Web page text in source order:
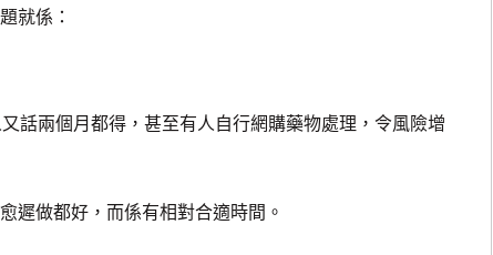
就係：
兩個月都得，甚至有人自行網購藥物處理，令風險增
遲做都好，而係有相對合適時間。